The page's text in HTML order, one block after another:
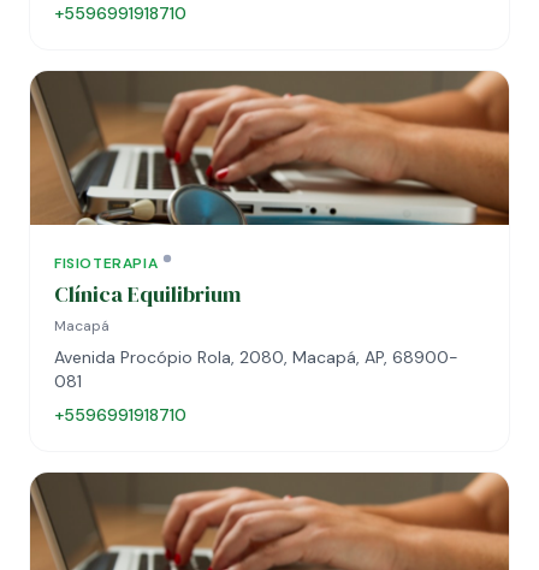
+5596991918710
FISIOTERAPIA
Clínica Equilibrium
Macapá
Avenida Procópio Rola, 2080, Macapá, AP, 68900-
081
+5596991918710